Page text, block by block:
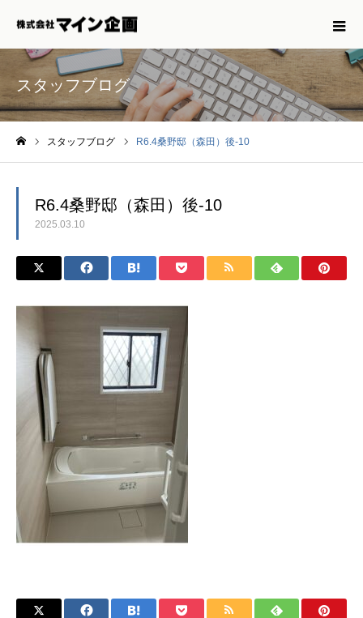
スタッフブログ
スタッフブログ R6.4桑野邸（森田）後-10
R6.4桑野邸（森田）後-10
2025.03.10